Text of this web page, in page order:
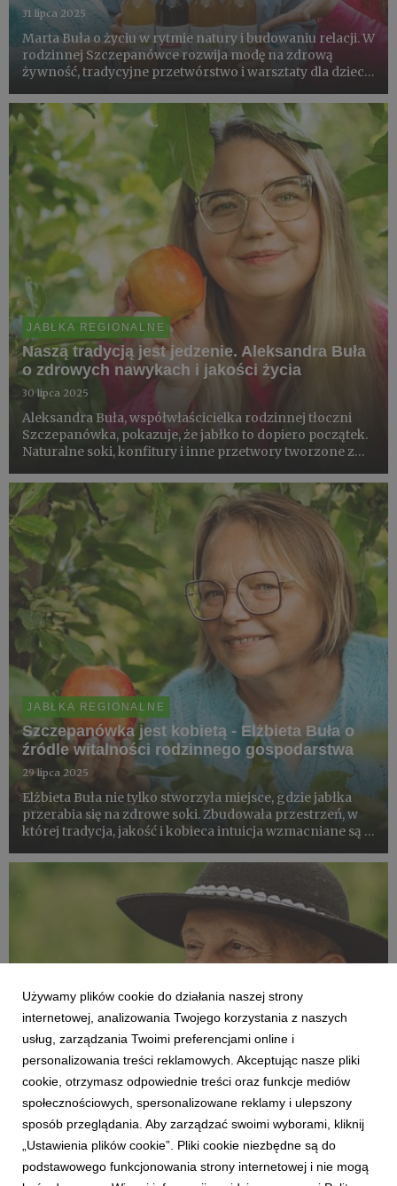
31 lipca 2025
Marta Buła o życiu w rytmie natury i budowaniu relacji. W
rodzinnej Szczepanówce rozwija modę na zdrową
żywność, tradycyjne przetwórstwo i warsztaty dla dzieci,
z półki w sklepie.
JABŁKA REGIONALNE
Naszą tradycją jest jedzenie. Aleksandra Buła
o zdrowych nawykach i jakości życia
30 lipca 2025
Aleksandra Buła, współwłaścicielka rodzinnej tłoczni
Szczepanówka, pokazuje, że jabłko to dopiero początek.
Naturalne soki, konfitury i inne przetwory tworzone z
ludzi wokół komina. Zdrowe nawyki, prosty skład i
codzie...
JABŁKA REGIONALNE
Szczepanówka jest kobietą - Elżbieta Buła o
źródle witalności rodzinnego gospodarstwa
29 lipca 2025
Elżbieta Buła nie tylko stworzyła miejsce, gdzie jabłka
przerabia się na zdrowe soki. Zbudowała przestrzeń, w
której tradycja, jakość i kobieca intuicja wzmacniane są z
Szczepanówkę - rodzinne gospodarstwo, tłocznię...
JABŁKA REGIONALNE
Jedno jabłko dziennie! - apel Krzysztofa
Maurera z Łąckiej Drogi Owocowej
25 lipca 2025
Jabłka to sadownictwo i promocja zdrowia. Krzysztof
Używamy plików cookie do działania naszej strony
internetowej, analizowania Twojego korzystania z naszych
usług, zarządzania Twoimi preferencjami online i
personalizowania treści reklamowych. Akceptując nasze pliki
cookie, otrzymasz odpowiednie treści oraz funkcje mediów
społecznościowych, spersonalizowane reklamy i ulepszony
sposób przeglądania. Aby zarządzać swoimi wyborami, kliknij
„Ustawienia plików cookie”. Pliki cookie niezbędne są do
podstawowego funkcjonowania strony internetowej i nie mogą